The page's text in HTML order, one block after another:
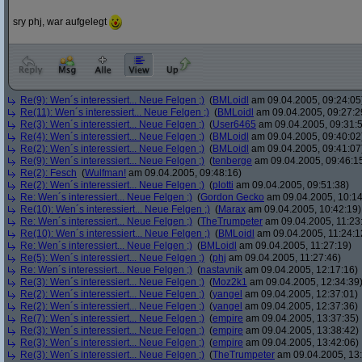
sry phj, war aufgelegt
Re(9): Wen´s interessiert... Neue Felgen ;) (BMLoidl am 09.04.2005,
Re(11): Wen´s interessiert... Neue Felgen ;) (BMLoidl am 09.04.2005,
Re(3): Wen´s interessiert... Neue Felgen ;) (User6465 am 09.04.2005,
Re(4): Wen´s interessiert... Neue Felgen ;) (BMLoidl am 09.04.2005,
Re(2): Wen´s interessiert... Neue Felgen ;) (BMLoidl am 09.04.2005,
Re(9): Wen´s interessiert... Neue Felgen ;) (tenberge am 09.04.2005,
Re(2): Fesch (Wulfman! am 09.04.2005, 09:48:16)
Re(2): Wen´s interessiert... Neue Felgen ;) (plotti am 09.04.2005, 09:51:38)
Re: Wen´s interessiert... Neue Felgen ;) (Gordon Gecko am 09.04.2005,
Re(10): Wen´s interessiert... Neue Felgen ;) (Marax am 09.04.2005, 10:42:19)
Re: Wen´s interessiert... Neue Felgen ;) (TheTrumpeter am 09.04.2005,
Re(10): Wen´s interessiert... Neue Felgen ;) (BMLoidl am 09.04.2005,
Re: Wen´s interessiert... Neue Felgen ;) (BMLoidl am 09.04.2005, 11:27:19)
Re(5): Wen´s interessiert... Neue Felgen ;) (phj am 09.04.2005, 11:27:46)
Re: Wen´s interessiert... Neue Felgen ;) (nastavnik am 09.04.2005, 12:17:16)
Re(3): Wen´s interessiert... Neue Felgen ;) (Moz2k1 am 09.04.2005, 12:34:39)
Re(2): Wen´s interessiert... Neue Felgen ;) (yangel am 09.04.2005, 12:37:01)
Re(2): Wen´s interessiert... Neue Felgen ;) (yangel am 09.04.2005, 12:37:36)
Re(7): Wen´s interessiert... Neue Felgen ;) (empire am 09.04.2005, 13:37:35)
Re(3): Wen´s interessiert... Neue Felgen ;) (empire am 09.04.2005, 13:38:42)
Re(3): Wen´s interessiert... Neue Felgen ;) (empire am 09.04.2005, 13:42:06)
Re(3): Wen´s interessiert... Neue Felgen ;) (TheTrumpeter am 09.04.2005,